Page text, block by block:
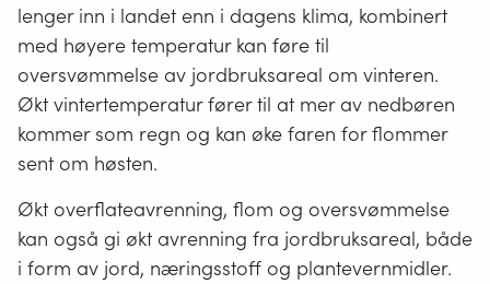
lenger inn i landet enn i dagens klima, kombinert
med høyere temperatur kan føre til
oversvømmelse av jordbruksareal om vinteren.
Økt vintertemperatur fører til at mer av nedbøren
kommer som regn og kan øke faren for flommer
sent om høsten.
Økt overflateavrenning, flom og oversvømmelse
kan også gi økt avrenning fra jordbruksareal, både
i form av jord, næringsstoff og plantevernmidler.